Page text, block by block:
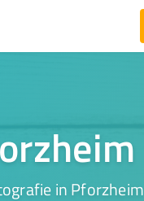
in Pforzheim